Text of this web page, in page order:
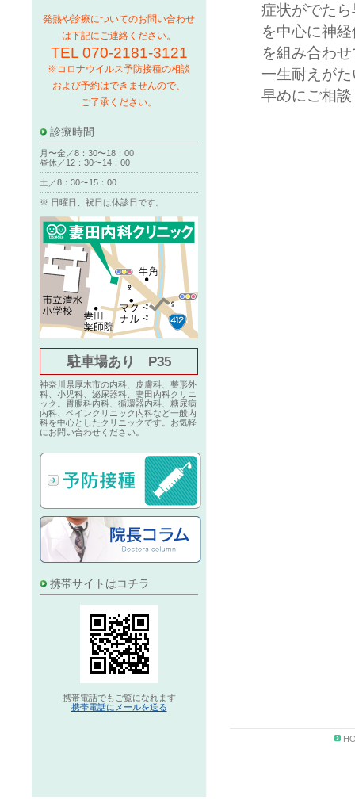
症状がでた
を中心に神
を組み合わ
一生耐えが
早めにご相
発熱や診療についてのお問い合わせ
は下記にご連絡ください。
TEL 070-2181-3121
※コロナウイルス予防接種の相談
および予約はできませんので、
ご了承ください。
診療時間
月〜金／8：30〜18：00
昼休／12：30〜14：00
土／8：30〜15：00
※ 日曜日、祝日は休診日です。
駐車場あり P35
神奈川県厚木市の内科、皮膚科、整形外
科、小児科、泌尿器科、妻田内科クリニ
ック。胃腸科内科、循環器内科、糖尿病
内科、ペインクリニック内科など一般内
科を中心としたクリニックです。お気軽
にお問い合わせください。
携帯サイトはコチラ
携帯電話でもご覧になれます
携帯電話にメールを送る